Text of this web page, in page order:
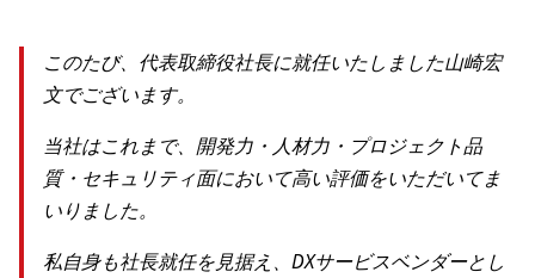
このたび、代表取締役社長に就任いたしました山崎宏
文でございます。
当社はこれまで、開発力・人材力・プロジェクト品
質・セキュリティ面において高い評価をいただいてま
いりました。
私自身も社長就任を見据え、DXサービスベンダーとし